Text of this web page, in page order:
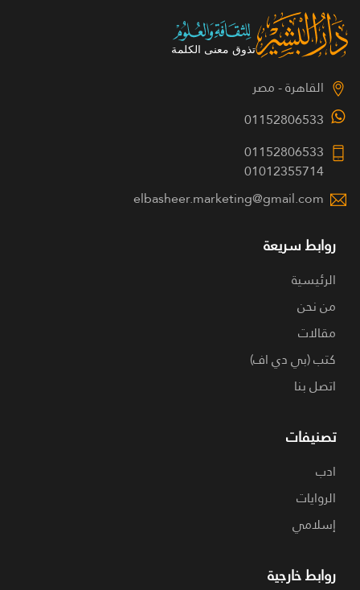
القاهرة - مصر
01152806533
01152806533
01012355714
elbasheer.marketing@gmail.com
روابط سريعة
الرئيسية
من نحن
مقالات
كتب (بي دي اف)
اتصل بنا
تصنيفات
ادب
الروايات
إسلامي
روابط خارجية